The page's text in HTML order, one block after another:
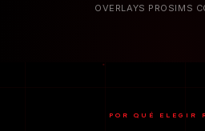
OVERLAYS PRO SIMS
POR QUÉ ELEGIR